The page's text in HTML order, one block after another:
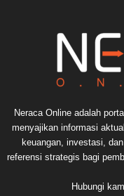
Neraca Online adalah
menyajikan informasi
keuangan, investasi,
referensi strategis bagi
Hubungi